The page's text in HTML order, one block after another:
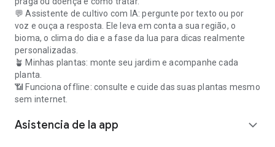
💬 Assistente de cultivo com IA: pergunte por texto ou por
voz e ouça a resposta. Ele leva em conta a sua região, o
bioma, o clima do dia e a fase da lua para dicas realmente
personalizadas.
🪴 Minhas plantas: monte seu jardim e acompanhe cada
planta.
📶 Funciona offline: consulte e cuide das suas plantas mesmo
sem internet.
Asistencia de la app expand_more